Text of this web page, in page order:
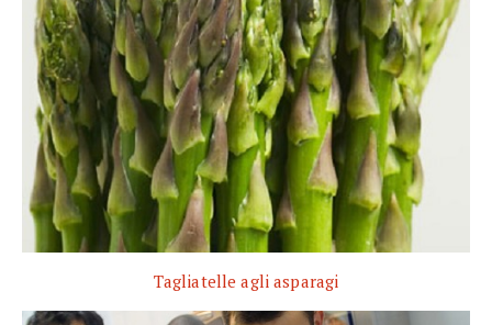
Tagliatelle agli asparagi